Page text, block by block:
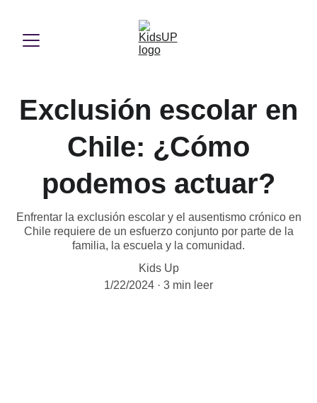
Exclusión escolar en
Chile: ¿Cómo
podemos actuar?
Enfrentar la exclusión escolar y el ausentismo crónico en
Chile requiere de un esfuerzo conjunto por parte de la
familia, la escuela y la comunidad.
Kids Up
1/22/2024
3 min leer